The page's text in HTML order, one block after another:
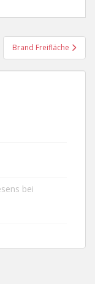
Brand Freifläche
bei